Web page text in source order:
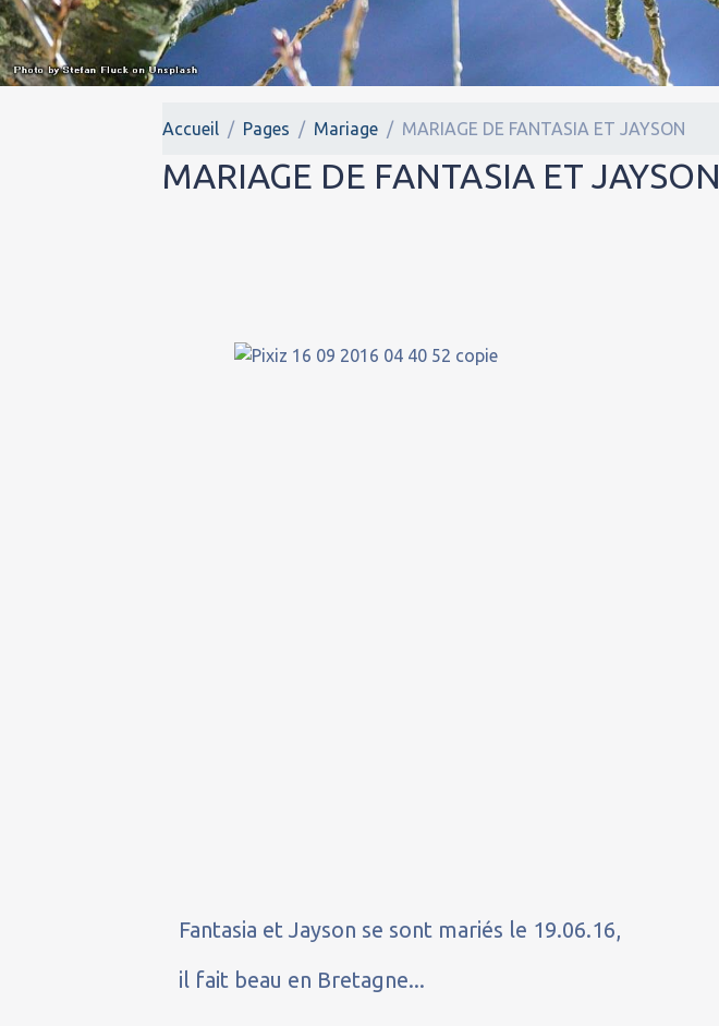
Accueil Pages Mariage MARIAGE DE FANTASIA ET JAYSON
MARIAGE DE FANTASIA ET JAYSON
Fantasia et Jayson se sont mariés le 19.06.16,
il fait beau en Bretagne...